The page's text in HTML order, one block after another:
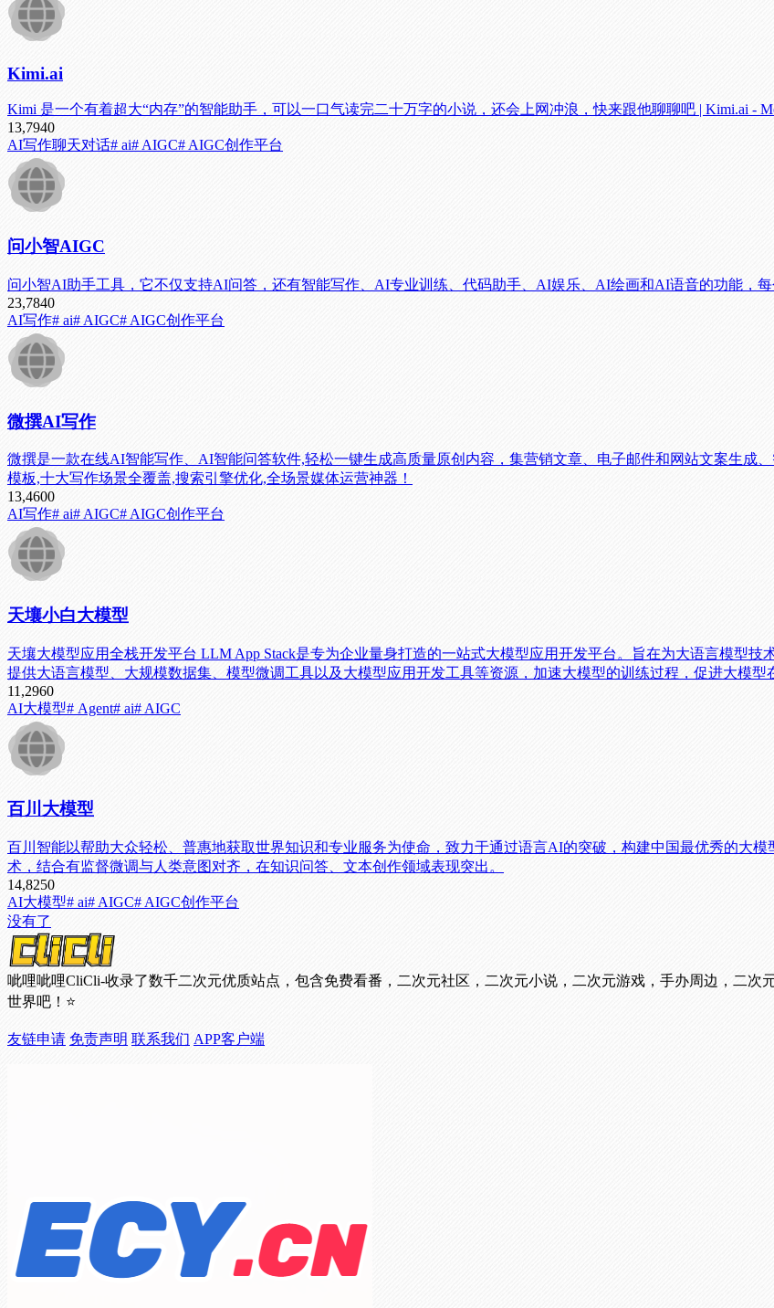
Kimi.ai
Kimi 是一个有着超大“内存”的智能助手，可以一口气读完二十万字的小说，还会上网冲浪，快来跟他聊聊吧 | Kimi.ai -
13,7940
AI写作聊天对话# ai# AIGC# AIGC创作平台
问小智AIGC
问小智AI助手工具，它不仅支持AI问答，还有智能写作、AI专业训练、代码助手、AI娱乐、AI绘画和AI语音的功能，
23,7840
AI写作# ai# AIGC# AIGC创作平台
微撰AI写作
微撰是一款在线AI智能写作、AI智能问答软件,轻松一键生成高质量原创内容，集营销文章、电子邮件和网站文案生成
模板,十大写作场景全覆盖,搜索引擎优化,全场景媒体运营神器！
13,4600
AI写作# ai# AIGC# AIGC创作平台
天壤小白大模型
天壤大模型应用全栈开发平台 LLM App Stack是专为企业量身打造的一站式大模型应用开发平台。旨在为大语言模型
提供大语言模型、大规模数据集、模型微调工具以及大模型应用开发工具等资源，加速大模型的训练过程，促进大模型
11,2960
AI大模型# Agent# ai# AIGC
百川大模型
百川智能以帮助大众轻松、普惠地获取世界知识和专业服务为使命，致力于通过语言AI的突破，构建中国最优秀的大
术，结合有监督微调与人类意图对齐，在知识问答、文本创作领域表现突出。
14,8250
AI大模型# ai# AIGC# AIGC创作平台
没有了
呲哩呲哩CliCli-收录了数千二次元优质站点，包含免费看番，二次元社区，二次元小说，二次元游戏，手办周边，二
世界吧！⭐
友链申请 免责声明 联系我们 APP客户端